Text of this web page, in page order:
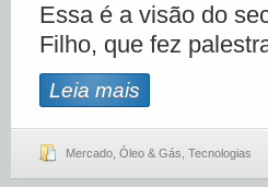
Essa é a visão do
Filho, que fez
Leia mais
Mercado Óleo & Gás Tecnologias